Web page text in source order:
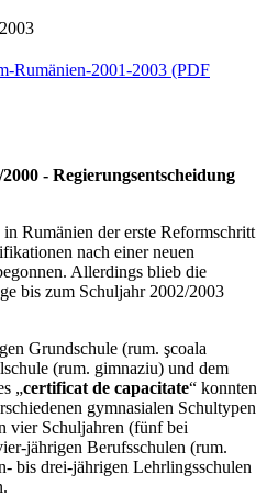
Rumänien-2001-2003 (PDF
- Regierungsentscheidung
Rumänien der erste Reformschritt
nach einer neuen
Allerdings blieb die
bis zum Schuljahr 2002/2003
Grundschule (rum. şcoala
(rum. gimnaziu) und dem
„certificat de capacitate“ konnten
gymnasialen Schultypen
vier Schuljahren (fünf bei
jährigen Berufsschulen (rum.
bis drei-jährigen Lehrlingsschulen